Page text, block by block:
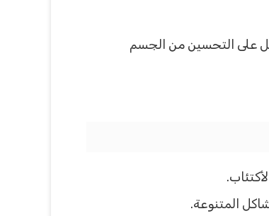
و التى تعمل على التحسين من الجسم
المتنوعة.